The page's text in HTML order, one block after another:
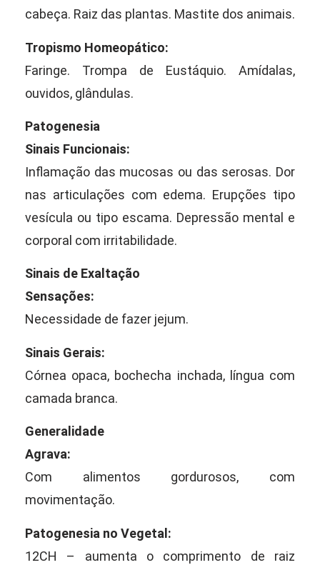
cabeça. Raiz das plantas. Mastite dos animais.
Tropismo Homeopático:
Faringe. Trompa de Eustáquio. Amídalas,
ouvidos, glândulas.
Patogenesia
Sinais Funcionais:
Inflamação das mucosas ou das serosas. Dor
nas articulações com edema. Erupções tipo
vesícula ou tipo escama. Depressão mental e
corporal com irritabilidade.
Sinais de Exaltação
Sensações:
Necessidade de fazer jejum.
Sinais Gerais:
Córnea opaca, bochecha inchada, língua com
camada branca.
Generalidade
Agrava:
Com alimentos gordurosos, com
movimentação.
Patogenesia no Vegetal:
12CH – aumenta o comprimento de raiz